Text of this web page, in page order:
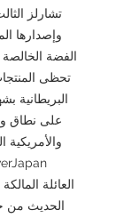
تشارلز
وإصدارها
تحظى
البريطانية
على نطاق
والأمريكية
العائلة
الحديث من